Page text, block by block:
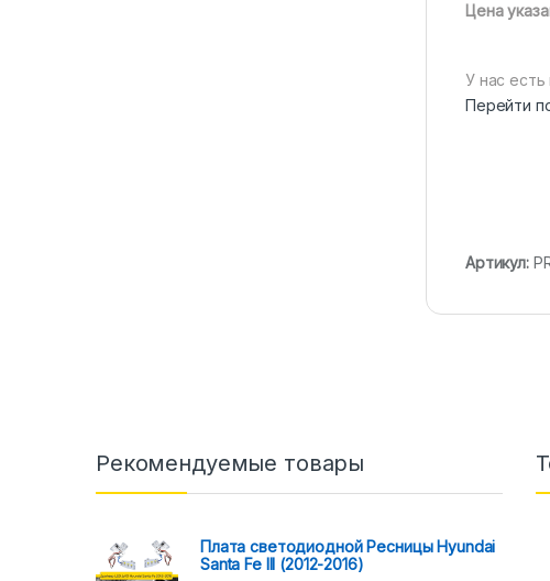
Цена
У нас
Перейти
Артикул:
Рекомендуемые товары
Плата светодиодной Ресницы Hyundai
Santa Fe III (2012-2016)